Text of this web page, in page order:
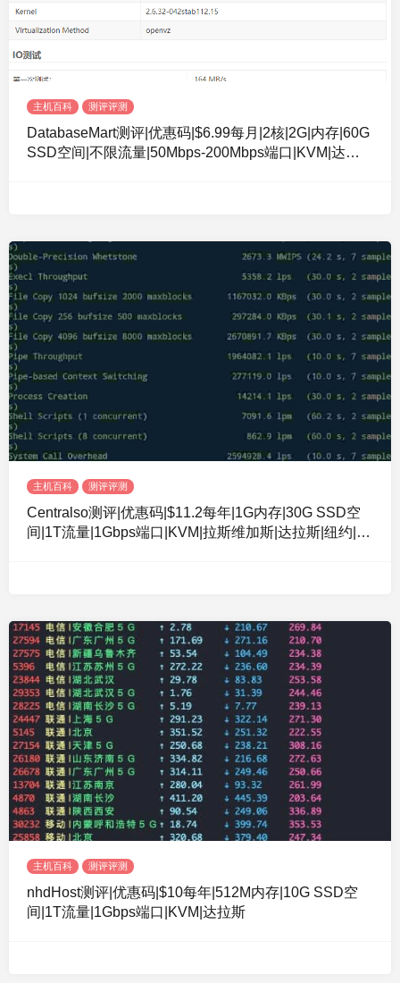
主机百科 测评评测
DatabaseMart测评|优惠码|$6.99每月|2核|2G|内存|60G
SSD空间|不限流量|50Mbps-200Mbps端口|KVM|达拉
主机百科 测评评测
Centralso测评|优惠码|$11.2每年|1G内存|30G SSD空
间|1T流量|1Gbps端口|KVM|拉斯维加斯|达拉斯|纽约|法
主机百科 测评评测
nhdHost测评|优惠码|$10每年|512M内存|10G SSD空
间|1T流量|1Gbps端口|KVM|达拉斯